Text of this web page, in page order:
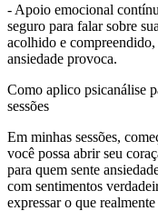
- Apoio emocional
seguro para falar sobre
acolhido e compreendido,
ansiedade provoca.
Como aplico psicanálise
sessões
Em minhas sessões,
você possa abrir seu
para quem sente
com sentimentos
expressar o que